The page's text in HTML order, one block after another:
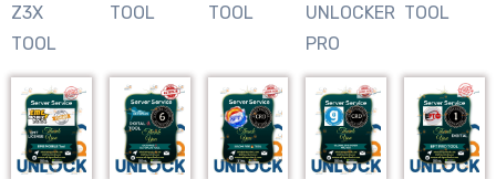
Z3X
TOOL
TOOL
TOOL
UNLOCKER
PRO
TOOL